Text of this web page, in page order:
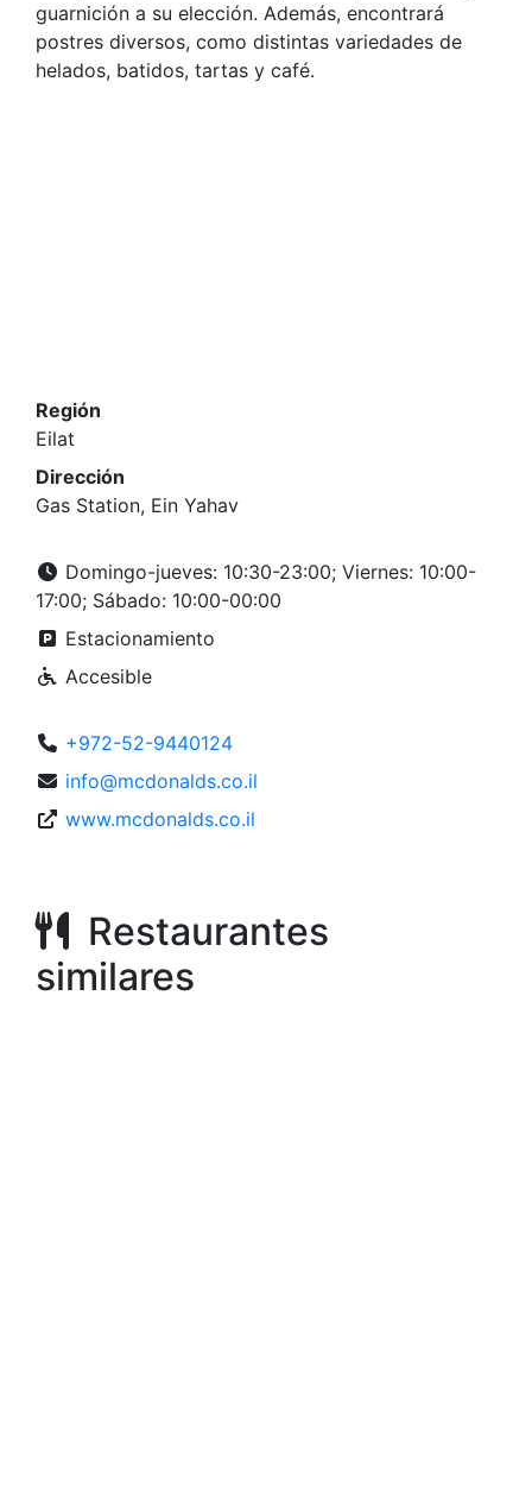
guarnición a su elección. Además, encontrará
postres diversos, como distintas variedades de
helados, batidos, tartas y café.
Región
Eilat
Dirección
Gas Station, Ein Yahav
Domingo-jueves: 10:30-23:00; Viernes: 10:00-
17:00; Sábado: 10:00-00:00
Estacionamiento
Accesible
+972-52-9440124
info@mcdonalds.co.il
www.mcdonalds.co.il
Restaurantes
similares